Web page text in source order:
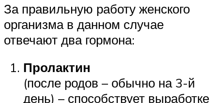
За правильную работу женского
организма в данном случае
отвечают два гормона:
Пролактин
(после родов – обычно на 3-й
день) – способствует выработке